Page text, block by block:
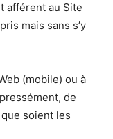
afférent au Site
mais sans s’y
(mobile) ou à
de
soient les